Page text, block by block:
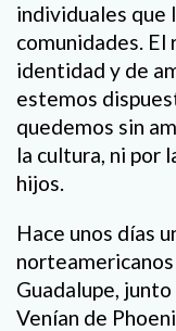
individuales que
comunidades.
identidad y de
estemos
quedemos sin
la cultura, ni por
hijos.
Hace unos días
Guadalupe,
Venían de